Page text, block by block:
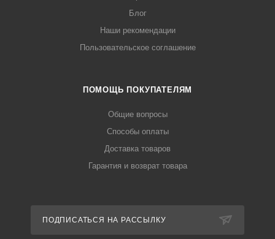
Блог
Наши рекомендации
Пользовательское соглашение
ПОМОЩЬ ПОКУПАТЕЛЯМ
Общие вопросы
Способы оплаты
Доставка товаров
Гарантия и возврат товара
ПОДПИСАТЬСЯ НА РАССЫЛКУ